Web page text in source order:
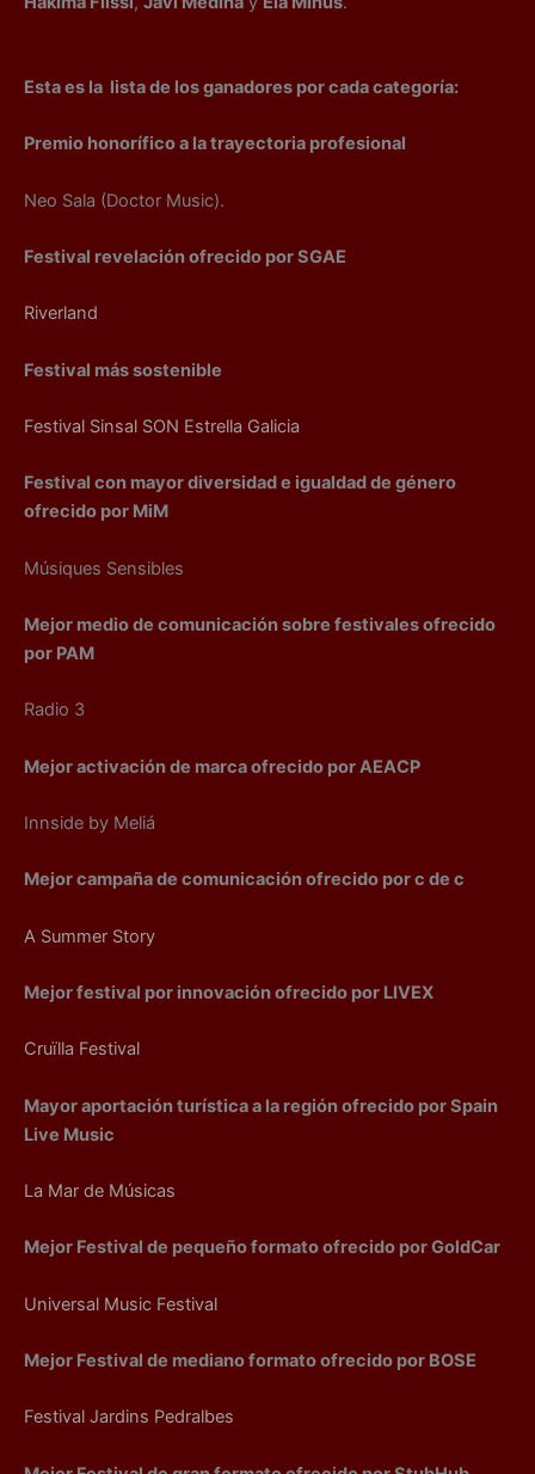
Esta es la lista de los ganadores por cada categoría:
Premio honorífico a la trayectoria profesional
Neo Sala (Doctor Music).
Festival revelación ofrecido por SGAE
Riverland
Festival más sostenible
Festival Sinsal SON Estrella Galicia
Festival con mayor diversidad e igualdad de género
ofrecido por MiM
Músiques Sensibles
Mejor medio de comunicación sobre festivales ofrecido
por PAM
Radio 3
Mejor activación de marca ofrecido por AEACP
Innside by Meliá
Mejor campaña de comunicación ofrecido por c de c
A Summer Story
Mejor festival por innovación ofrecido por LIVEX
Cruïlla Festival
Mayor aportación turística a la región ofrecido por Spain
Live Music
La Mar de Músicas
Mejor Festival de pequeño formato ofrecido por GoldCar
Universal Music Festival
Mejor Festival de mediano formato ofrecido por BOSE
Festival Jardins Pedralbes